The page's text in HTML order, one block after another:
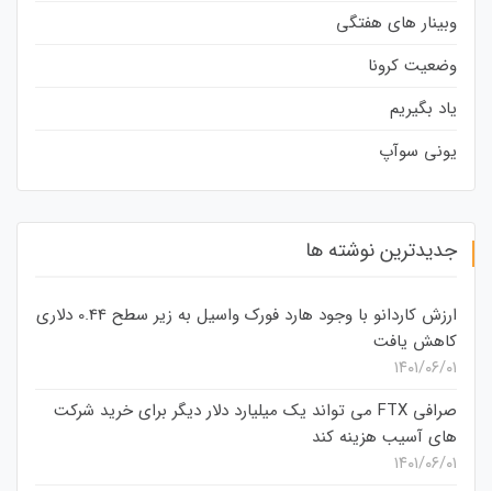
وبینار های هفتگی
وضعیت کرونا
یاد بگیریم
یونی سوآپ
جدیدترین نوشته ها
ارزش کاردانو با وجود هارد فورک واسیل به زیر سطح 0.44 دلاری
کاهش یافت
۱۴۰۱/۰۶/۰۱
صرافی FTX می تواند یک میلیارد دلار دیگر برای خرید شرکت
های آسیب هزینه کند
۱۴۰۱/۰۶/۰۱